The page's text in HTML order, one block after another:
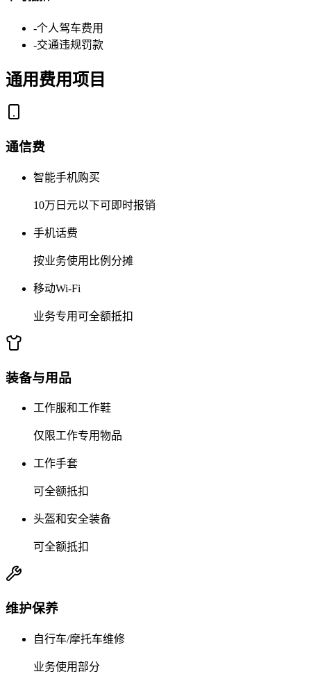
-个人驾车费用
-交通违规罚款
通用费用项目
通信费
智能手机购买
10万日元以下可即时报销
手机话费
按业务使用比例分摊
移动Wi-Fi
业务专用可全额抵扣
装备与用品
工作服和工作鞋
仅限工作专用物品
工作手套
可全额抵扣
头盔和安全装备
可全额抵扣
维护保养
自行车/摩托车维修
业务使用部分